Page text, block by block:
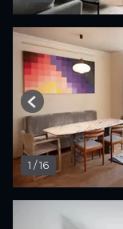
1 /16
Previous